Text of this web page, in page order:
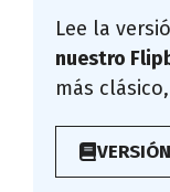
Lee la
nuestro
más